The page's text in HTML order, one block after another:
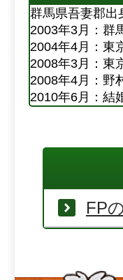
群馬県吾妻郡出
2003年3月：群
2004年4月：東
2008年3月：東
2008年4月：野
2010年6月：結
FP